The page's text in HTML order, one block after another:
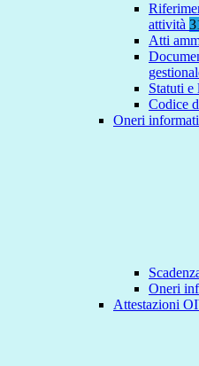
attività
Atti
Statuti e
Codice
Oneri
Oneri
Attestazioni